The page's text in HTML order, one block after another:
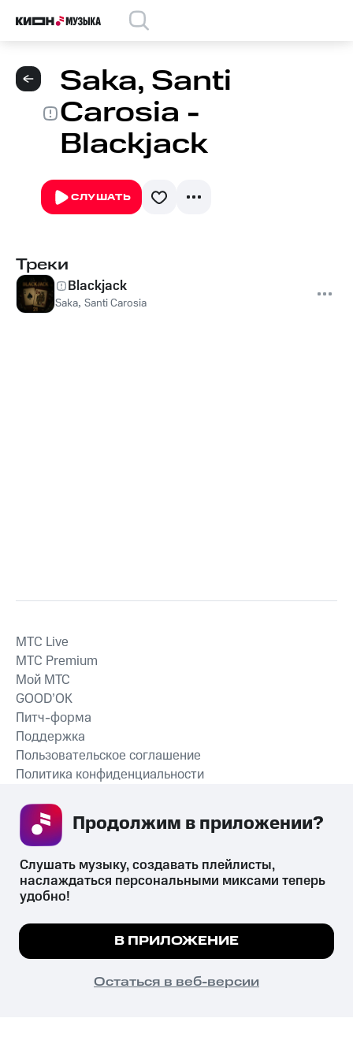
Saka, Santi
Carosia -
Blackjack
СЛУШАТЬ
Треки
Blackjack
Saka, Santi Carosia
СКАЧАТЬ ПРИЛОЖЕНИЕ
MTС Live
MTС Premium
Мой МТС
GOOD’OK
Питч-форма
Поддержка
Пользовательское соглашение
Политика конфиденциальности
психотропных веществ, их аналогов причиняет вред здоровью,
их незаконный оборот запрещён и влечёт установленную
законодательством ответственность.
© 2026 ООО «КИОН».
Все права защищены
Мы используем куки, чтобы на сайте все
Подробнее
ПОНЯТНО
Слушать музыку, создавать плейлисты,
наслаждаться персональными миксами теперь
удобно!
В ПРИЛОЖЕНИЕ
Остаться в веб-версии